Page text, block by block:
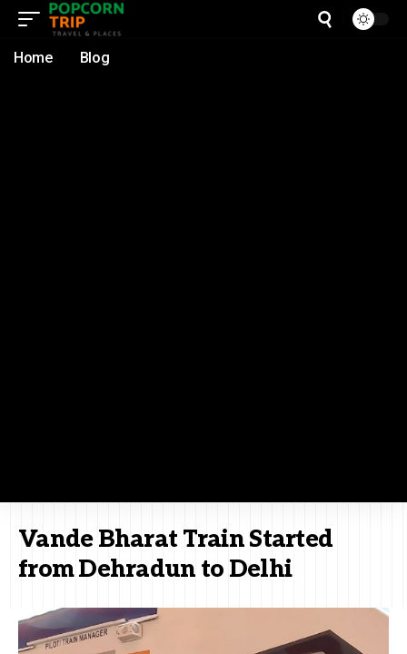
Home Blog
Vande Bharat Train Started
from Dehradun to Delhi